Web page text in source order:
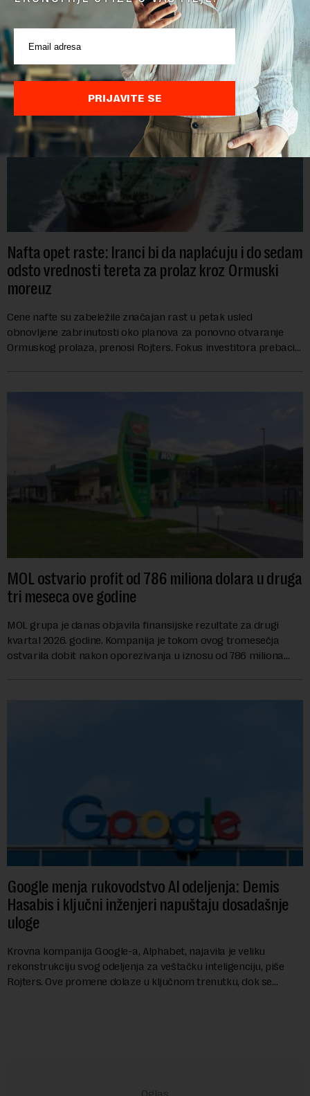
litara piva sa alkoholom i bila je najveći izvoznik u bloku,
saopštio je Eurostat povodom Međunarodnog dana piva koji
se obeležava danas. ...
Nafta opet raste: Iranci bi da naplaćuju i do sedam
odsto vrednosti tereta za prolaz kroz Ormuski
moreuz
Cene nafte su zabeležile značajan rast u petak usled
obnovljene zabrinutosti oko planova za ponovno otvaranje
Ormuskog prolaza, prenosi Rojters. Fokus investitora prebacio
MOL ostvario profit od 786 miliona dolara u druga
tri meseca ove godine
MOL grupa je danas objavila finansijske rezultate za drugi
kvartal 2026. godine. Kompanija je tokom ovog tromesečja
ostvarila dobit nakon oporezivanja u iznosu od 786 miliona
Google menja rukovodstvo AI odeljenja: Demis
Hasabis i ključni inženjeri napuštaju dosadašnje
uloge
Krovna kompanija Google-a, Alphabet, najavila je veliku
rekonstrukciju svog odeljenja za veštačku inteligenciju, piše
Rojters. Ove promene dolaze u ključnom trenutku, dok se
PRIJAVITE SE